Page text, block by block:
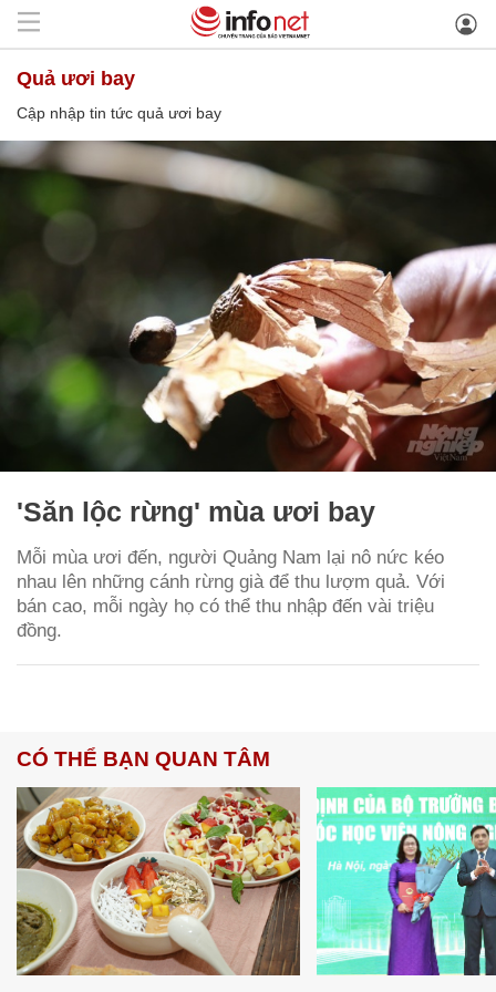
quả ươi bay
Cập nhập tin tức quả ươi bay
'Săn lộc rừng' mùa ươi bay
Mỗi mùa ươi đến, người Quảng Nam lại nô nức kéo
nhau lên những cánh rừng già để thu lượm quả. Với
bán cao, mỗi ngày họ có thể thu nhập đến vài triệu
đồng.
CÓ THỂ BẠN QUAN TÂM